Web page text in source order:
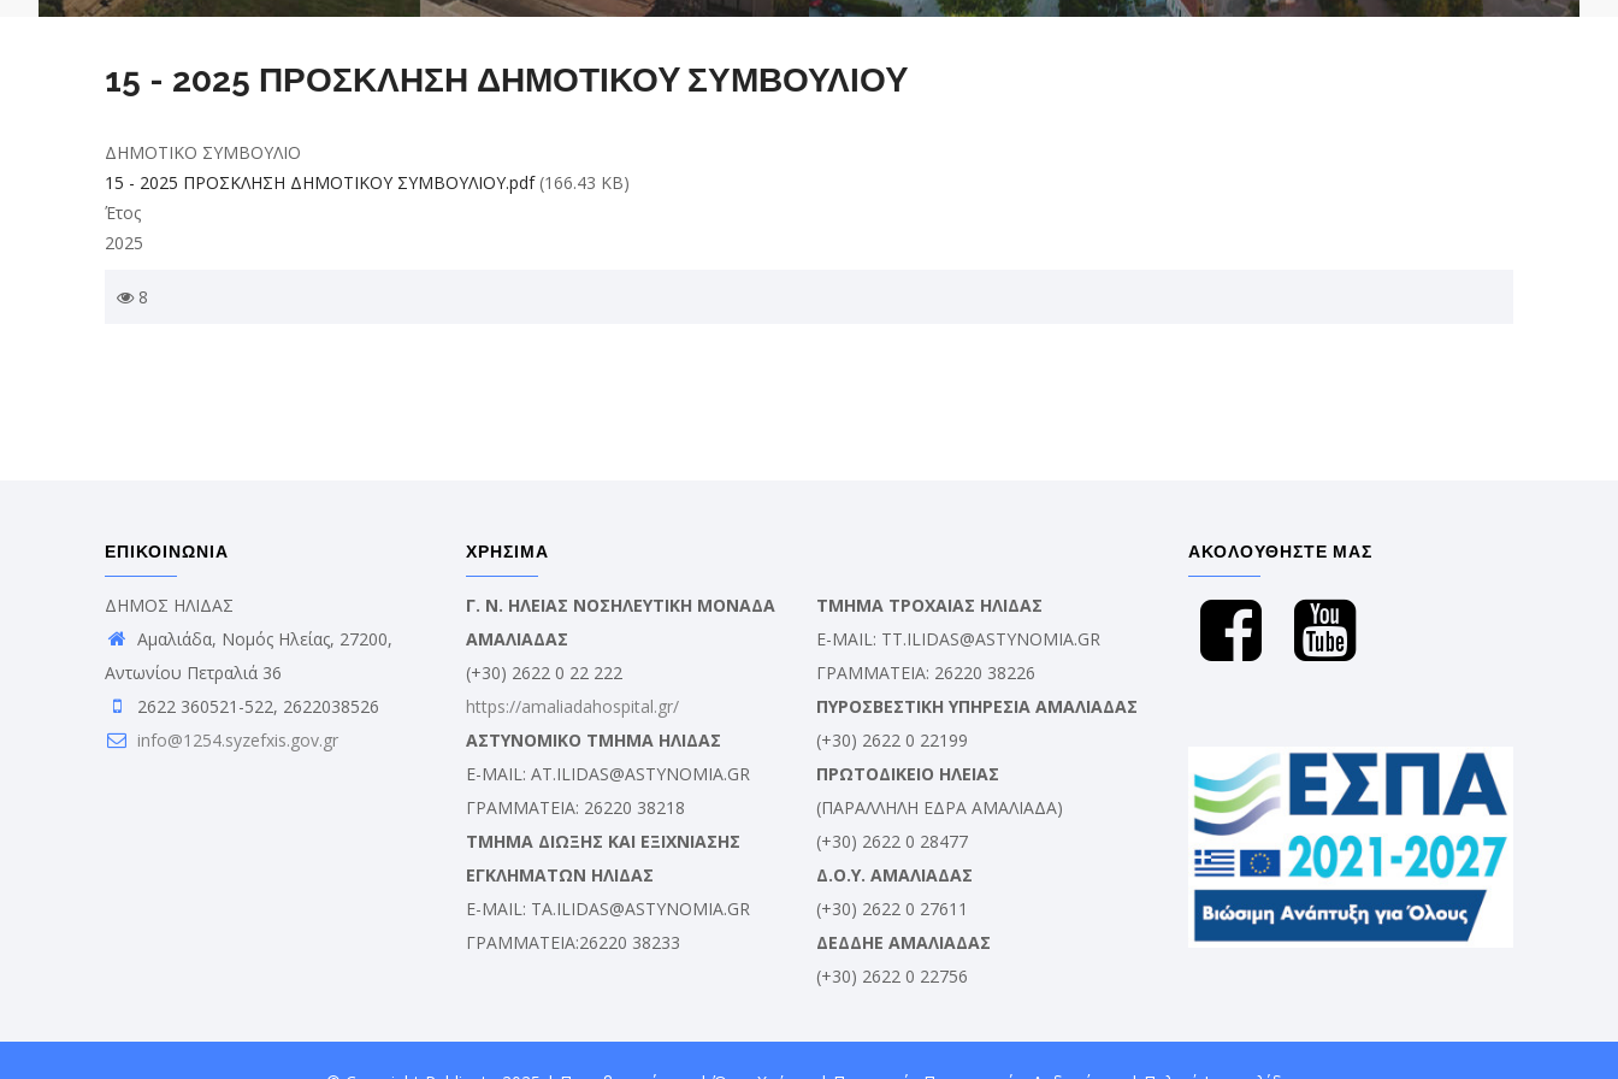
15 - 2025 ΠΡΟΣΚΛΗΣΗ ΔΗΜΟΤΙΚΟY ΣΥΜΒΟΥΛΙΟY
ΔΗΜΟΤΙΚΟ ΣΥΜΒΟΥΛΙΟ
15 - 2025 ΠΡΟΣΚΛΗΣΗ ΔΗΜΟΤΙΚΟY ΣΥΜΒΟΥΛΙΟY.pdf (166.43 KB)
Έτος
2025
8
ΕΠΙΚΟΙΝΩΝΙΑ
ΔΗΜΟΣ ΗΛΙΔΑΣ
Αμαλιάδα, Νομός Ηλείας, 27200,
Αντωνίου Πετραλιά 36
2622 360521-522, 2622038526
info@1254.syzefxis.gov.gr
ΧΡΗΣΙΜΑ
Γ. Ν. ΗΛΕΙΑΣ ΝΟΣΗΛΕΥΤΙΚΗ ΜΟΝΑΔΑ
ΑΜΑΛΙΑΔΑΣ
(+30) 2622 0 22 222
https://amaliadahospital.gr/
ΑΣΤΥΝΟΜΙΚΟ ΤΜΗΜΑ ΗΛΙΔΑΣ
E-MAIL: AT.ILIDAS@ASTYNOMIA.GR
ΓΡΑΜΜΑΤΕΙΑ: 26220 38218
ΤΜΗΜΑ ΔΙΩΞΗΣ ΚΑΙ ΕΞΙΧΝΙΑΣΗΣ
ΕΓΚΛΗΜΑΤΩΝ ΗΛΙΔΑΣ
E-MAIL: TA.ILIDAS@ASTYNOMIA.GR
ΓΡΑΜΜΑΤΕΙΑ:26220 38233
ΤΜΗΜΑ ΤΡΟΧΑΙΑΣ ΗΛΙΔΑΣ
E-MAIL: TT.ILIDAS@ASTYNOMIA.GR
ΓΡΑΜΜΑΤΕΙΑ: 26220 38226
ΠΥΡΟΣΒΕΣΤΙΚΗ ΥΠΗΡΕΣΙΑ ΑΜΑΛΙΑΔΑΣ
(+30) 2622 0 22199
ΠΡΩΤΟΔΙΚΕΙΟ ΗΛΕΙΑΣ
(ΠΑΡΑΛΛΗΛΗ ΕΔΡΑ ΑΜΑΛΙΑΔΑ)
(+30) 2622 0 28477
Δ.Ο.Υ. ΑΜΑΛΙΑΔΑΣ
(+30) 2622 0 27611
ΔΕΔΔΗΕ ΑΜΑΛΙΑΔΑΣ
(+30) 2622 0 22756
ΑΚΟΛΟΥΘΗΣΤΕ ΜΑΣ